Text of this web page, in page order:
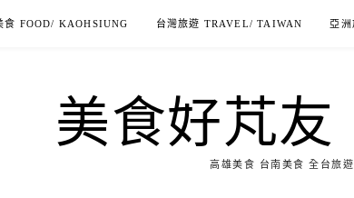
食 FOOD/ KAOHSIUNG 台灣旅遊 TRAVEL/ TAIWAN 亞
美食好芃友
高雄美食 台南美食 全台旅